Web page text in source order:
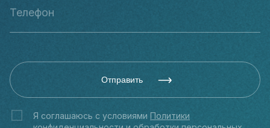
Отправить
Я соглашаюсь с условиями Политики